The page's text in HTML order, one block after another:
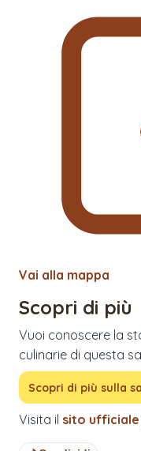
Vai alla mappa
Scopri di più
Vuoi conoscere la
culinarie di questa
Scopri di più sulla
Visita il sito ufficiale